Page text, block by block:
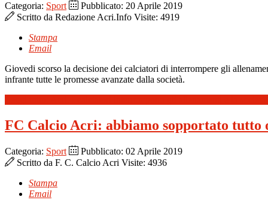
Categoria: Sport
Pubblicato: 20 Aprile 2019
Scritto da Redazione Acri.Info Visite: 4919
Stampa
Email
Giovedi scorso la decisione dei calciatori di interrompere gli
infrante tutte le promesse avanzate dalla società.
FC Calcio Acri: abbiamo sopportato tutto
Categoria: Sport
Pubblicato: 02 Aprile 2019
Scritto da F. C. Calcio Acri Visite: 4936
Stampa
Email